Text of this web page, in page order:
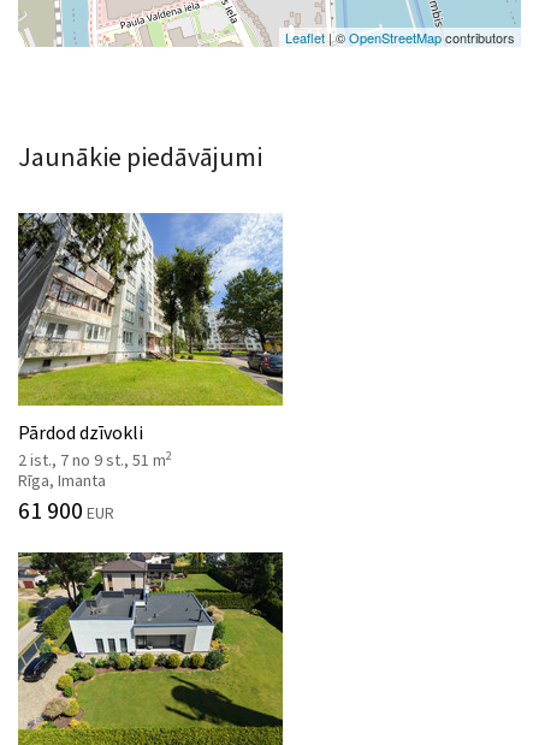
Leaflet| ©OpenStreetMapcontributors
Jaunākie piedāvājumi
Pārdod dzīvokli
2 ist., 7 no 9 st., 51 m2
Rīga, Imanta
61 900 EUR